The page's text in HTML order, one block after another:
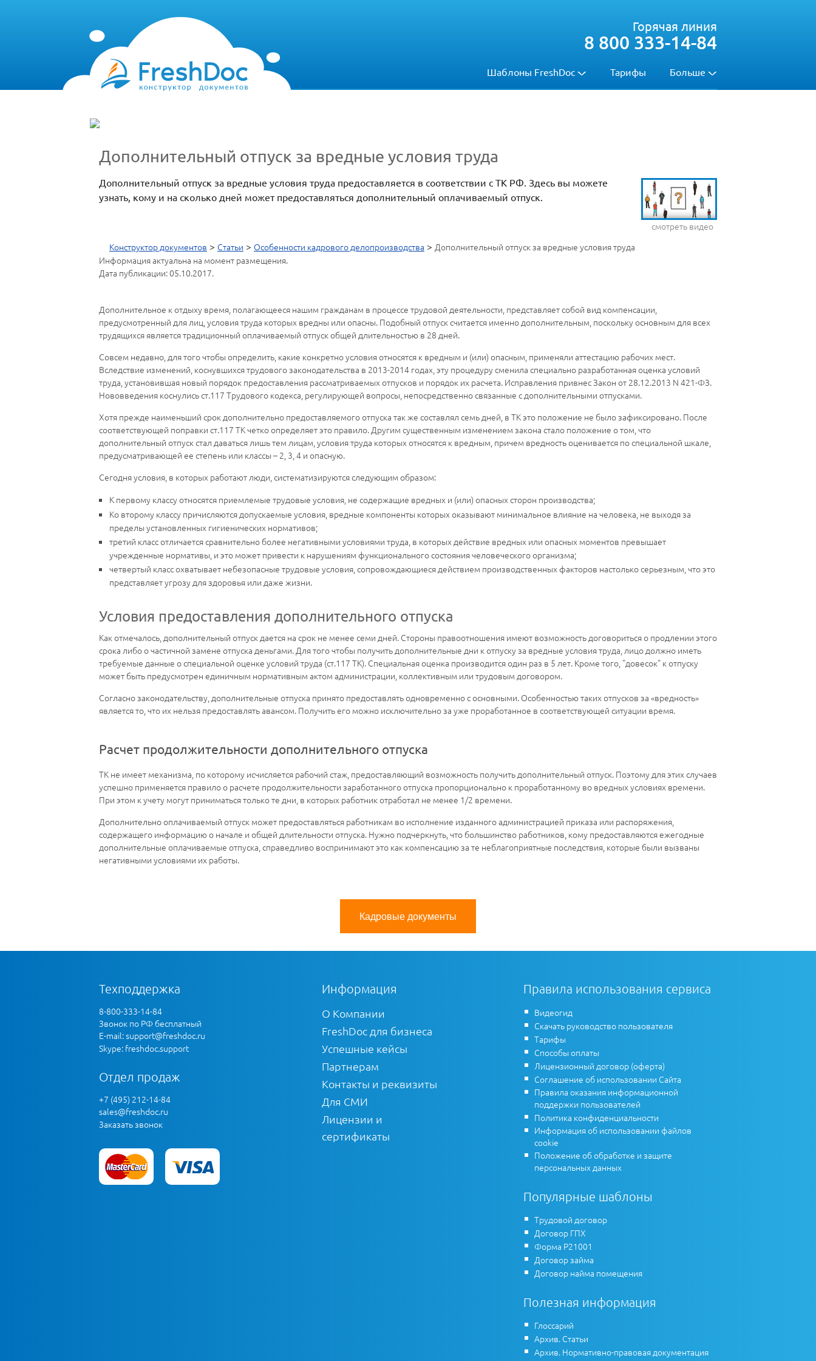
Шаблоны FreshDoc Тарифы Больше
Горячая линия
8 800 333-14-84
Дополнительный отпуск за вредные условия труда
смотреть видео
Дополнительный отпуск за вредные условия труда предоставляется в соответствии с ТК РФ. Здесь вы можете
узнать, кому и на сколько дней может предоставляться дополнительный оплачиваемый отпуск.
Конструктор документов > Статьи > Особенности кадрового делопроизводства > Дополнительный отпуск за вредные условия труда
Информация актуальна на момент размещения.
Дата публикации: 05.10.2017.
Дополнительное к отдыху время, полагающееся нашим гражданам в процессе трудовой деятельности, представляет собой вид компенсации,
предусмотренный для лиц, условия труда которых вредны или опасны. Подобный отпуск считается именно дополнительным, поскольку основным для всех
трудящихся является традиционный оплачиваемый отпуск общей длительностью в 28 дней.
Совсем недавно, для того чтобы определить, какие конкретно условия относятся к вредным и (или) опасным, применяли аттестацию рабочих мест.
Вследствие изменений, коснувшихся трудового законодательства в 2013-2014 годах, эту процедуру сменила специально разработанная оценка условий
труда, установившая новый порядок предоставления рассматриваемых отпусков и порядок их расчета. Исправления привнес Закон от 28.12.2013 N 421-ФЗ.
Нововведения коснулись ст.117 Трудового кодекса, регулирующей вопросы, непосредственно связанные с дополнительными отпусками.
Хотя прежде наименьший срок дополнительно предоставляемого отпуска так же составлял семь дней, в ТК это положение не было зафиксировано. После
соответствующей поправки ст.117 ТК четко определяет это правило. Другим существенным изменением закона стало положение о том, что
дополнительный отпуск стал даваться лишь тем лицам, условия труда которых относятся к вредным, причем вредность оценивается по специальной шкале,
предусматривающей ее степень или классы – 2, 3, 4 и опасную.
Сегодня условия, в которых работают люди, систематизируются следующим образом:
К первому классу относятся приемлемые трудовые условия, не содержащие вредных и (или) опасных сторон производства;
Ко второму классу причисляются допускаемые условия, вредные компоненты которых оказывают минимальное влияние на человека, не выходя за
пределы установленных гигиенических нормативов;
третий класс отличается сравнительно более негативными условиями труда, в которых действие вредных или опасных моментов превышает
учрежденные нормативы, и это может привести к нарушениям функционального состояния человеческого организма;
четвертый класс охватывает небезопасные трудовые условия, сопровождающиеся действием производственных факторов настолько серьезным, что это
представляет угрозу для здоровья или даже жизни.
Условия предоставления дополнительного отпуска
Как отмечалось, дополнительный отпуск дается на срок не менее семи дней. Стороны правоотношения имеют возможность договориться о продлении этого
срока либо о частичной замене отпуска деньгами. Для того чтобы получить дополнительные дни к отпуску за вредные условия труда, лицо должно иметь
требуемые данные о специальной оценке условий труда (ст.117 ТК). Специальная оценка производится один раз в 5 лет. Кроме того, "довесок" к отпуску
может быть предусмотрен единичным нормативным актом администрации, коллективным или трудовым договором.
Согласно законодательству, дополнительные отпуска принято предоставлять одновременно с основными. Особенностью таких отпусков за «вредность»
является то, что их нельзя предоставлять авансом. Получить его можно исключительно за уже проработанное в соответствующей ситуации время.
Расчет продолжительности дополнительного отпуска
ТК не имеет механизма, по которому исчисляется рабочий стаж, предоставляющий возможность получить дополнительный отпуск. Поэтому для этих случаев
успешно применяется правило о расчете продолжительности заработанного отпуска пропорционально к проработанному во вредных условиях времени.
При этом к учету могут приниматься только те дни, в которых работник отработал не менее 1/2 времени.
Дополнительно оплачиваемый отпуск может предоставляться работникам во исполнение изданного администрацией приказа или распоряжения,
содержащего информацию о начале и общей длительности отпуска. Нужно подчеркнуть, что большинство работников, кому предоставляются ежегодные
дополнительные оплачиваемые отпуска, справедливо воспринимают это как компенсацию за те неблагоприятные последствия, которые были вызваны
негативными условиями их работы.
Кадровые документы
Техподдержка
8-800-333-14-84
Звонок по РФ бесплатный
E-mail:support@freshdoc.ru
Skype: freshdoc.support
Отдел продаж
+7 (495) 212-14-84
sales@freshdoc.ru
Заказать звонок
Информация
О Компании
FreshDoc для бизнеса
Успешные кейсы
Партнерам
Контакты и реквизиты
Для СМИ
Лицензии и
сертификаты
Правила использования сервиса
Видеогид
Скачать руководство пользователя
Тарифы
Способы оплаты
Лицензионный договор (оферта)
Соглашение об использовании Сайта
Правила оказания информационной
поддержки пользователей
Политика конфиденциальности
Информация об использовании файлов
cookie
Положение об обработке и защите
персональных данных
Популярные шаблоны
Трудовой договор
Договор ГПХ
Форма Р21001
Договор займа
Договор найма помещения
Полезная информация
Глоссарий
Архив. Статьи
Архив. Нормативно-правовая документация